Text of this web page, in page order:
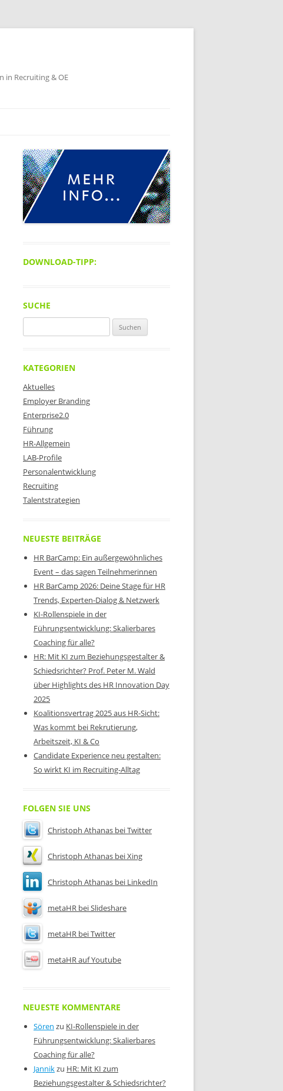
in Recruiting & OE
DOWNLOAD-TIPP:
SUCHE
nach:
KATEGORIEN
Aktuelles
Employer Branding
Enterprise2.0
Führung
HR-Allgemein
LAB-Profile
Personalentwicklung
Recruiting
Talentstrategien
NEUESTE BEITRÄGE
HR BarCamp: Ein außergewöhnliches
Event – das sagen Teilnehmerinnen
HR BarCamp 2026: Deine Stage für HR
Trends, Experten-Dialog & Netzwerk
KI-Rollenspiele in der
Führungsentwicklung: Skalierbares
Coaching für alle?
HR: Mit KI zum Beziehungsgestalter &
Schiedsrichter? Prof. Peter M. Wald
über Highlights des HR Innovation Day
2025
Koalitionsvertrag 2025 aus HR-Sicht:
Was kommt bei Rekrutierung,
Arbeitszeit, KI & Co
Candidate Experience neu gestalten:
So wirkt KI im Recruiting-Alltag
FOLGEN SIE UNS
Christoph Athanas bei Twitter
Christoph Athanas bei Xing
Christoph Athanas bei LinkedIn
metaHR bei Slideshare
metaHR bei Twitter
metaHR auf Youtube
NEUESTE KOMMENTARE
Sören zu KI-Rollenspiele in der
Führungsentwicklung: Skalierbares
Coaching für alle?
Jannikzu HR: Mit KI zum
Beziehungsgestalter & Schiedsrichter?